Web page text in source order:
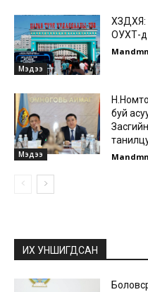
Мэдээ
ХЗДХЯ:
ОУХТ-д
Mandmn
Мэдээ
буй
Mandmn
ИХ УНШИГДСАН